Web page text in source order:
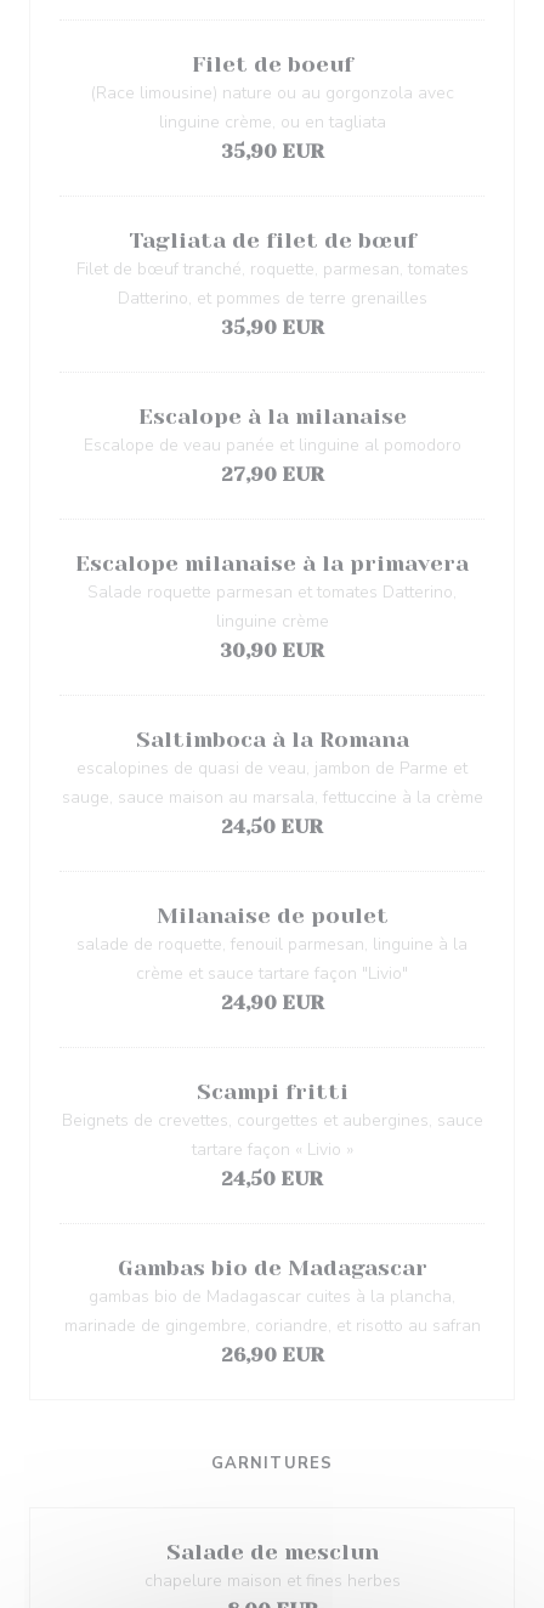
Filet de boeuf
(Race limousine) nature ou au gorgonzola avec
linguine crème, ou en tagliata
35,90 EUR
Tagliata de filet de bœuf
Filet de bœuf tranché, roquette, parmesan, tomates
Datterino, et pommes de terre grenailles
35,90 EUR
Escalope à la milanaise
Escalope de veau panée et linguine al pomodoro
27,90 EUR
Escalope milanaise à la primavera
Salade roquette parmesan et tomates Datterino,
linguine crème
30,90 EUR
Saltimboca à la Romana
escalopines de quasi de veau, jambon de Parme et
sauge, sauce maison au marsala, fettuccine à la crème
24,50 EUR
Milanaise de poulet
salade de roquette, fenouil parmesan, linguine à la
crème et sauce tartare façon "Livio"
24,90 EUR
Scampi fritti
Beignets de crevettes, courgettes et aubergines, sauce
tartare façon « Livio »
24,50 EUR
Gambas bio de Madagascar
gambas bio de Madagascar cuites à la plancha,
marinade de gingembre, coriandre, et risotto au safran
26,90 EUR
GARNITURES
Salade de mesclun
chapelure maison et fines herbes